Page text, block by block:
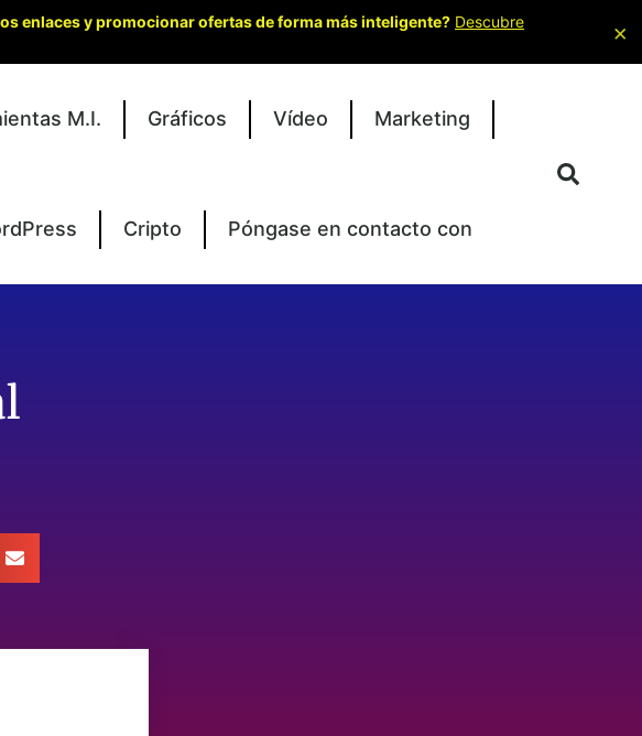
M.I. Gráficos Vídeo Marketing
Cripto Póngase en contacto con
enlaces y promocionar ofertas de forma más inteligente? Descubre
×